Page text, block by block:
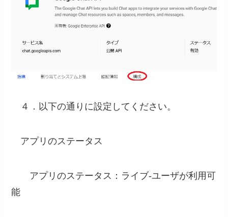
４．以下の通りに設定してください。
アプリのステータス
アプリのステータス：ライブ-ユーザが利用可
能